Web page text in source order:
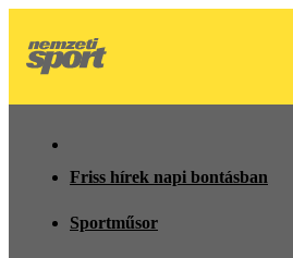
Friss hírek napi bontásban
Sportműsor